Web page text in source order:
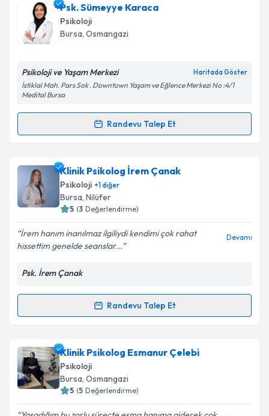
Psk. Elçin Kaya Karataşiçin randevu takvimi talebi
oluşturun. Size bu uzmandan randevu almanız için bir
takvim hazırlandığında e-posta ile bilgilendireceğiz.
Kişisel verilerimin işlenmesine ilişkinAydınlatma
'ni okudum ve kişisel verilerimin belirtilen
kapsamda işlenmesini kabul ediyorum.
Takvim Talebini Gönder
Psk. Sümeyye Karaca
Psikoloji
Bursa, Osmangazi
Psikoloji ve Yaşam Merkezi Haritada Göster
İstiklal Mah. Pars Sok . Downtown Yaşam ve Eğlence Merkezi No :4/1
Medital Bursa
Randevu Talep Et
Randevu Takvimi Talebi
Psk. Sümeyye Karacaiçin randevu takvimi talebi
oluşturun. Size bu uzmandan randevu almanız için bir
takvim hazırlandığında e-posta ile bilgilendireceğiz.
Kişisel verilerimin işlenmesine ilişkin
kapsamda işlenmesini kabul ediyorum.
Klinik Psikolog İrem Çanak
Psikoloji +1diğer
Bursa, Nilüfer
5 (3 Değerlendirme)
İrem hanım inanılmaz ilgiliydi kendimi çok rahat
hissettim genelde seanslar...
Devamı
Psk. İrem Çanak
Randevu Talep Et
Randevu Takvimi Talebi
Klinik Psikolog İrem Çanakiçin randevu takvimi
talebi oluşturun. Size bu uzmandan randevu almanız
için bir takvim hazırlandığında e-posta ile
bilgilendireceğiz.
E-posta Adresiniz
Klinik Psikolog Esmanur Çelebi
Psikoloji
Bursa, Osmangazi
5 (5 Değerlendirme)